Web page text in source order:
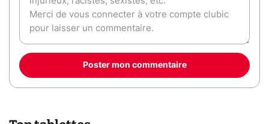
Poster mon commentaire